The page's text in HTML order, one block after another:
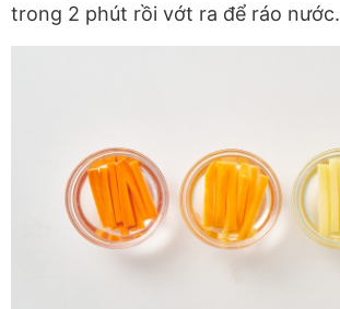
trong 2 phút rồi vớt ra để ráo nước.